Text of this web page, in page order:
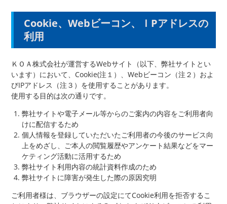
Cookie、Webビーコン、ＩPアドレスの
利用
ＫＯＡ株式会社が運営するWebサイト（以下、弊社サイトとい
います）において、Cookie(注１）、Webビーコン（注２）およ
びIPアドレス（注３）を使用することがあります。
使用する目的は次の通りです。
弊社サイトや電子メール等からのご案内の内容をご利用者向
けに配信するため
個人情報を登録していただいたご利用者の今後のサービス向
上をめざし、ご本人の閲覧履歴やアンケート結果などをマー
ケティング活動に活用するため
弊社サイト利用内容の統計資料作成のため
弊社サイトに障害が発生した際の原因究明
ご利用者様は、ブラウザーの設定にてCookie利用を拒否するこ